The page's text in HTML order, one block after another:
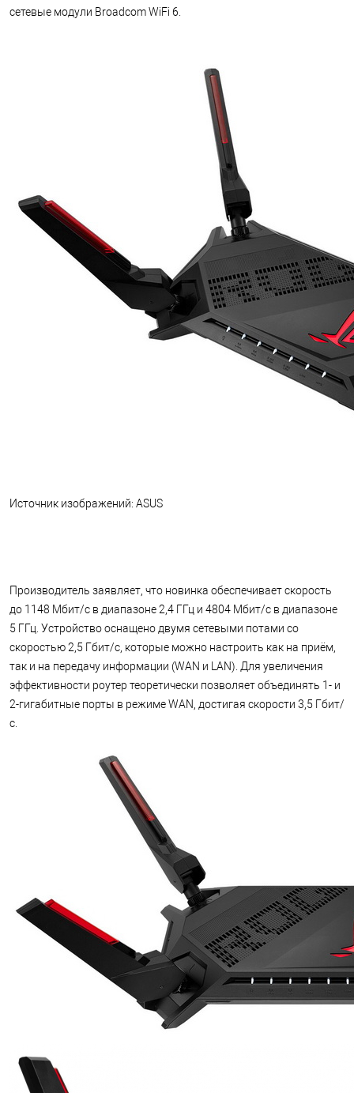
сетевые модули Broadcom WiFi 6.
Источник изображений: ASUS
Производитель заявляет, что новинка обеспечивает скорость
до 1148 Мбит/с в диапазоне 2,4 ГГц и 4804 Мбит/с в диапазоне
5 ГГц. Устройство оснащено двумя сетевыми потами со
скоростью 2,5 Гбит/с, которые можно настроить как на приём,
так и на передачу информации (WAN и LAN). Для увеличения
эффективности роутер теоретически позволяет объединять 1- и
2-гигабитные порты в режиме WAN, достигая скорости 3,5 Гбит/
с.